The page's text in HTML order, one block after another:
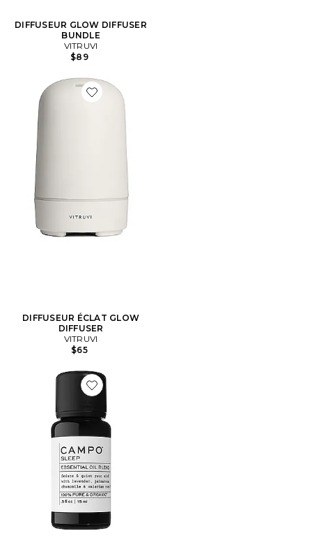
DIFFUSEUR GLOW DIFFUSER
BUNDLE
VITRUVI
$89
Favorite DIFFUSEUR ÉCLAT GLOW DIFFUSER
DIFFUSEUR ÉCLAT GLOW
DIFFUSER
VITRUVI
$65
Favorite HUILE ESSENTIELLE SLEEP